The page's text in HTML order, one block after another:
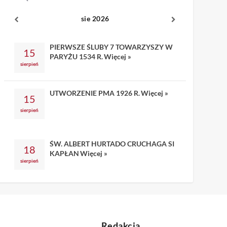
sie 2026
15
sierpień
PIERWSZE ŚLUBY 7 TOWARZYSZY W
PARYŻU 1534 R.Więcej »
15
sierpień
UTWORZENIE PMA 1926 R.Więcej »
18
sierpień
ŚW. ALBERT HURTADO CRUCHAGA SI
KAPŁANWięcej »